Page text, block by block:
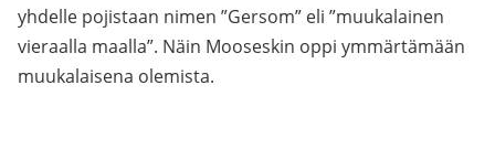
yhdelle pojistaan nimen ”Gersom” eli ”muukalainen
vieraalla maalla”. Näin Mooseskin oppi ymmärtämään
muukalaisena olemista.